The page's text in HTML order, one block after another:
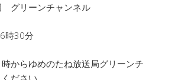
グリーンチャンネル
時30分
からゆめのたね放送局グリーンチ